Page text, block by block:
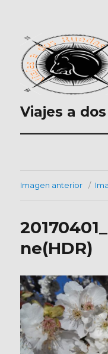
Viajes a
Imagen anterior
ne(HDR)